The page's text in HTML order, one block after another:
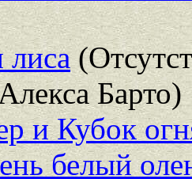
лиса
Барто)
и Кубок
белый